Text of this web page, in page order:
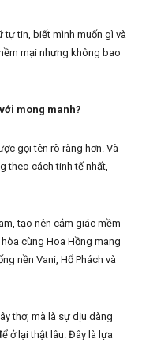
tự tin, biết mình muốn gì và
mại nhưng không bao
mong manh?
gọi tên rõ ràng hơn. Và
theo cách tinh tế nhất,
tạo nên cảm giác mềm
cùng Hoa Hồng mang
nền Vani, Hổ Phách và
thơ, mà là sự dịu dàng
ở lại thật lâu. Đây là lựa